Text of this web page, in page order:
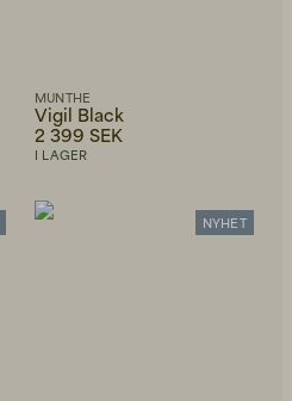
MUNTHE
Vigil Black
2 399 SEK
I LAGER
NYHET